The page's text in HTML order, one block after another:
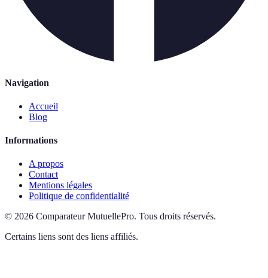
Navigation
Accueil
Blog
Informations
A propos
Contact
Mentions légales
Politique de confidentialité
© 2026 Comparateur MutuellePro. Tous droits réservés.
Certains liens sont des liens affiliés.